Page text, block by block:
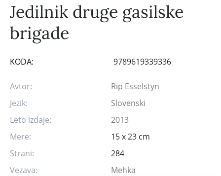
Jedilnik druge gasilske
brigade
KODA: 9789619339336
Avtor:
Rip Esselstyn
Jezik:
Slovenski
Leto izdaje:
2013
Mere:
15 x 23 cm
Strani:
284
Vezava:
Mehka